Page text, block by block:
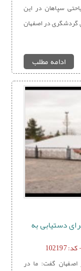
سپاهان در این
در اصفهان
ادامه مطلب
دستیابی به
گفت: ما در